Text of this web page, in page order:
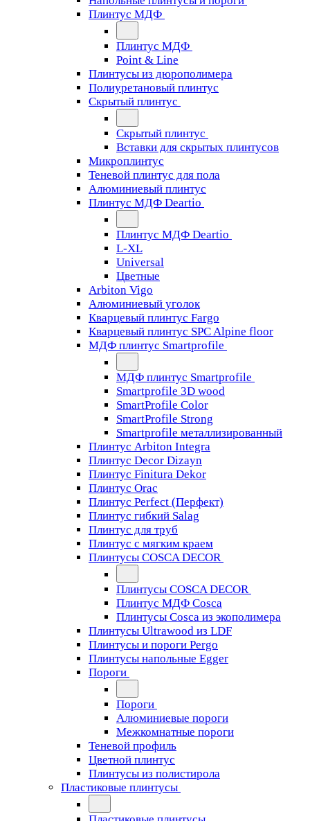
Плинтус МДФ
Плинтус МДФ
Point & Line
Плинтусы из дюрополимера
Полиуретановый плинтус
Скрытый плинтус
Скрытый плинтус
Вставки для скрытых плинтусов
Микроплинтус
Теневой плинтус для пола
Алюминиевый плинтус
Плинтус МДФ Deartio
Плинтус МДФ Deartio
L-XL
Universal
Цветные
Arbiton Vigo
Алюминиевый уголок
Кварцевый плинтус Fargo
Кварцевый плинтус SPC Alpine floor
МДФ плинтус Smartprofile
МДФ плинтус Smartprofile
Smartprofile 3D wood
SmartProfile Color
SmartProfile Strong
Smartprofile металлизированный
Плинтус Arbiton Integra
Плинтус Decor Dizayn
Плинтус Finitura Dekor
Плинтус Orac
Плинтус Perfect (Перфект)
Плинтус гибкий Salag
Плинтус для труб
Плинтус с мягким краем
Плинтусы COSCA DECOR
Плинтусы COSCA DECOR
Плинтус МДФ Cosca
Плинтусы Cosca из экополимера
Плинтусы Ultrawood из LDF
Плинтусы и пороги Pergo
Плинтусы напольные Egger
Пороги
Пороги
Алюминиевые пороги
Межкомнатные пороги
Теневой профиль
Цветной плинтус
Плинтусы из полистирола
Пластиковые плинтусы